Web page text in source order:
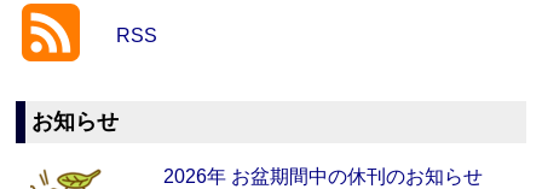
RSS
お知らせ
2026年 お盆期間中の休刊のお知らせ